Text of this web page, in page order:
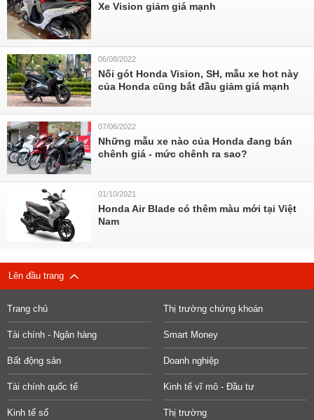
Xe Vision giảm giá mạnh
06/08/2022
Nối gót Honda Vision, SH, mẫu xe hot này
của Honda cũng bắt đầu giảm giá mạnh
07/06/2022
Những mẫu xe nào của Honda đang bán
chênh giá - mức chênh ra sao?
01/10/2021
Honda Air Blade có thêm màu mới tại Việt
Nam
Lên đầu trang
Trang chủ Thị trường chứng khoán
Tài chính - Ngân hàng Smart Money
Bất động sản Doanh nghiệp
Tài chính quốc tế Kinh tế vĩ mô - Đầu tư
Kinh tế số Thị trường